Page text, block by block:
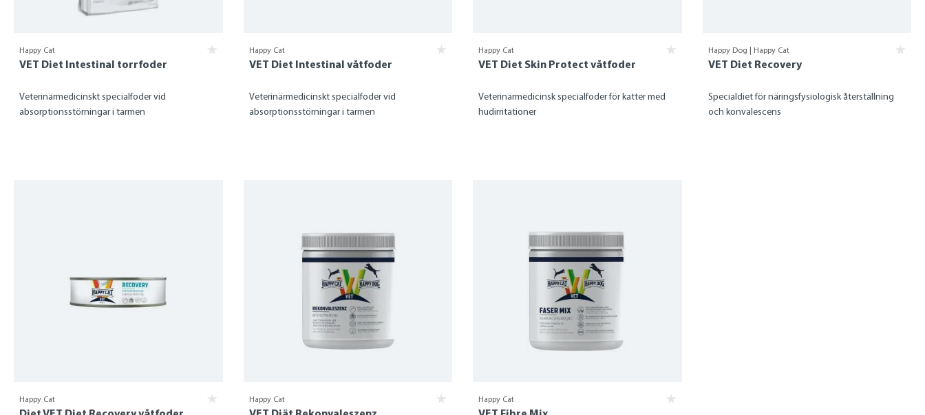
Happy Cat
VET Diet Intestinal torrfoder
Veterinärmedicinskt specialfoder vid
absorptionsstörningar i tarmen
Happy Cat
VET Diet Intestinal våtfoder
Veterinärmedicinskt specialfoder vid
absorptionsstörningar i tarmen
Happy Cat
VET Diet Skin Protect våtfoder
Veterinärmedicinsk specialfoder för katter med
hudirritationer
Happy Dog | Happy Cat
VET Diet Recovery
Specialdiet för näringsfysiologisk återställning
och konvalescens
Happy Cat Happy Cat Happy Cat